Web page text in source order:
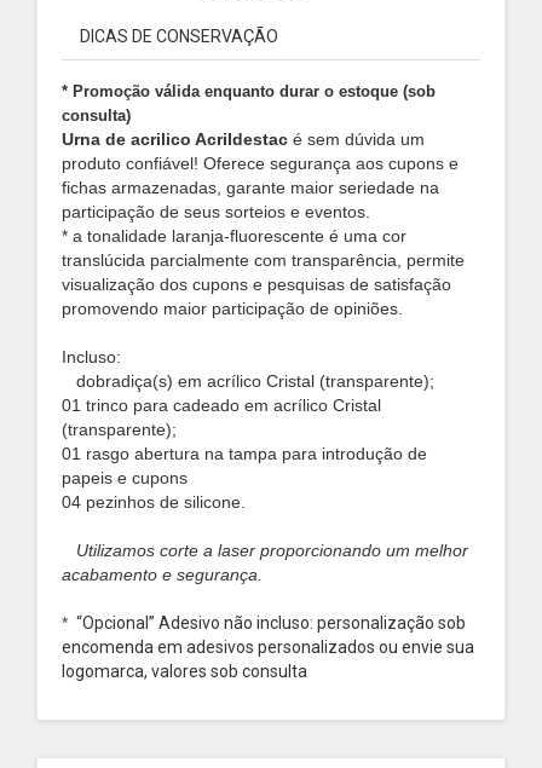
DICAS DE CONSERVAÇÃO
* Promoção válida enquanto durar o estoque (sob
consulta)
Urna de acrilico Acrildestac é sem dúvida um
produto confiável! Oferece segurança aos cupons e
fichas armazenadas, garante maior seriedade na
participação de seus sorteios e eventos.
* a tonalidade laranja-fluorescente é uma cor
translúcida parcialmente com transparência, permite
visualização dos cupons e pesquisas de satisfação
promovendo maior participação de opiniões.
Incluso:
dobradiça(s) em acrílico Cristal (transparente);
01 trinco para cadeado em acrílico Cristal
(transparente);
01 rasgo abertura na tampa para introdução de
papeis e cupons
04 pezinhos de silicone.
Utilizamos corte a laser proporcionando um melhor
acabamento e segurança.
* “Opcional” Adesivo não incluso: personalização sob
encomenda em adesivos personalizados ou envie sua
logomarca, valores sob consulta